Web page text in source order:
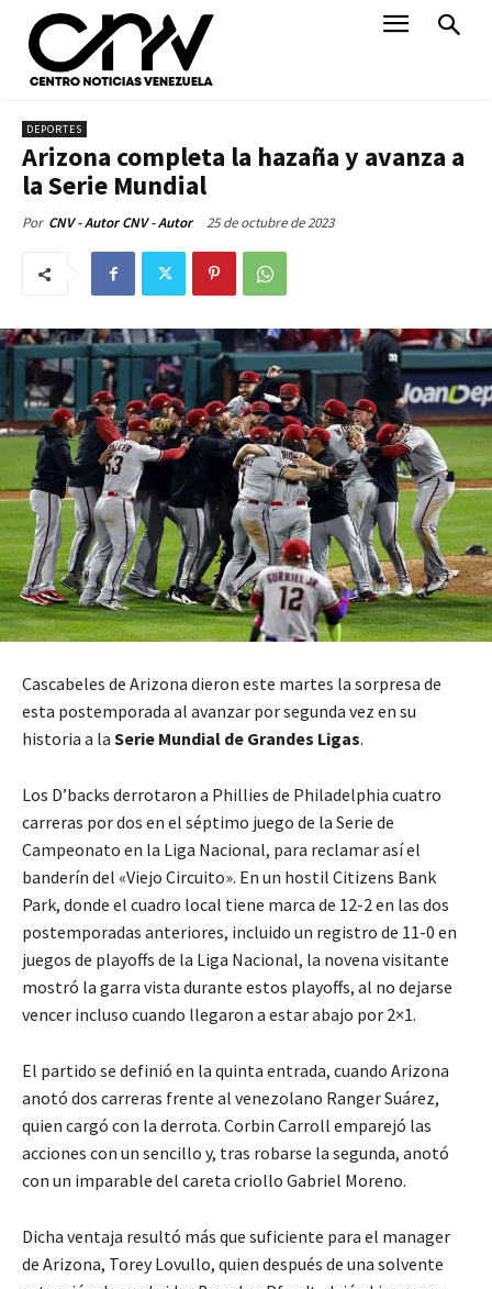
DEPORTES
Arizona completa la hazaña y avanza a
la Serie Mundial
Por CNV - Autor CNV - Autor 25 de octubre de 2023
Cascabeles de Arizona dieron este martes la sorpresa de
esta postemporada al avanzar por segunda vez en su
historia a la Serie Mundial de Grandes Ligas.
Los D’backs derrotaron a Phillies de Philadelphia cuatro
carreras por dos en el séptimo juego de la Serie de
Campeonato en la Liga Nacional, para reclamar así el
banderín del «Viejo Circuito». En un hostil Citizens Bank
Park, donde el cuadro local tiene marca de 12-2 en las dos
postemporadas anteriores, incluido un registro de 11-0 en
juegos de playoffs de la Liga Nacional, la novena visitante
mostró la garra vista durante estos playoffs, al no dejarse
vencer incluso cuando llegaron a estar abajo por 2×1.
El partido se definió en la quinta entrada, cuando Arizona
anotó dos carreras frente al venezolano Ranger Suárez,
quien cargó con la derrota. Corbin Carroll emparejó las
acciones con un sencillo y, tras robarse la segunda, anotó
con un imparable del careta criollo Gabriel Moreno.
Dicha ventaja resultó más que suficiente para el manager
de Arizona, Torey Lovullo, quien después de una solvente